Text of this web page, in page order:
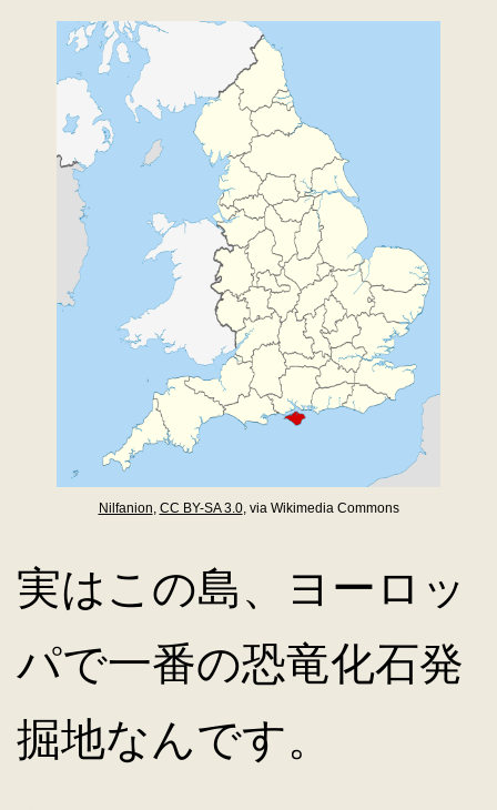
Nilfanion, CC BY-SA 3.0, via Wikimedia Commons
実はこの島、ヨーロッ
パで一番の恐竜化石発
掘地なんです。